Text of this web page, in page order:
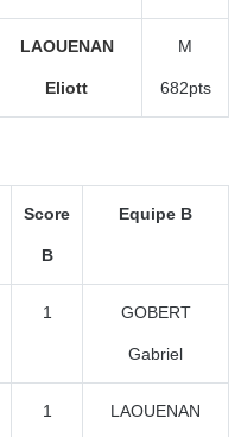
LAOUENAN
Eliott
M
682pts
Score
B
Equipe B
1 GOBERT
Gabriel
1 LAOUENAN